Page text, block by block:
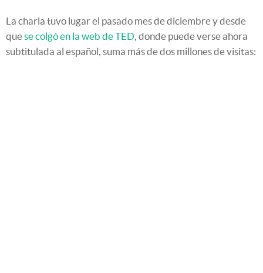
La charla tuvo lugar el pasado mes de diciembre y desde
quese colgó en la web de TED, donde puede verse ahora
subtitulada al español, suma más de dos millones de visitas: